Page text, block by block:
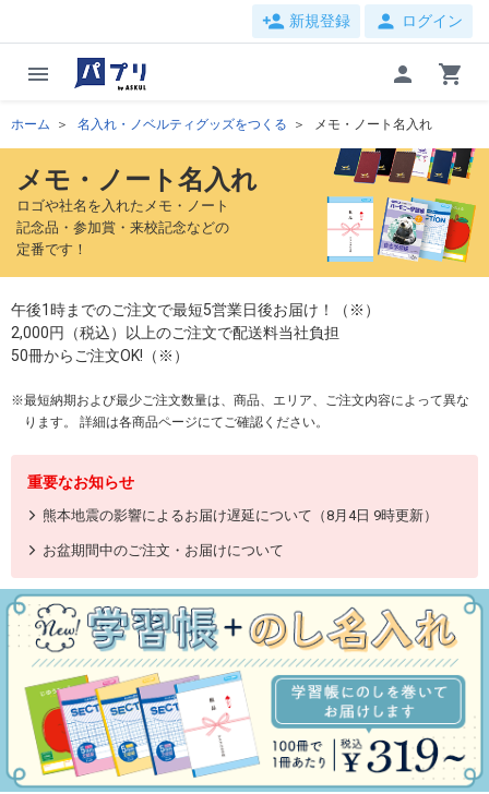
person_add 新規登録 person ログイン
menu person shopping_cart
ホーム 名入れ・ノベルティグッズをつくる メモ・ノート名入れ
メモ・ノート名入れ
ロゴや社名を入れたメモ・ノート
記念品・参加賞・来校記念などの
定番です！
午後1時までのご注文で最短5営業日後お届け！（※）
2,000円（税込）以上のご注文で配送料当社負担
50冊からご注文OK!（※）
最短納期および最少ご注文数量は、商品、エリア、ご注文内容によって異な
ります。 詳細は各商品ページにてご確認ください。
重要なお知らせ
熊本地震の影響によるお届け遅延について（8月4日 9時更新）
お盆期間中のご注文・お届けについて